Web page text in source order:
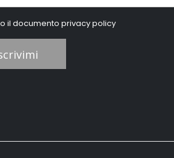
il documentoprivacy policy